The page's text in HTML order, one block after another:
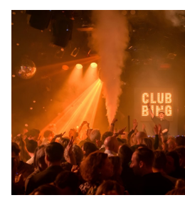
Toeristische routes
Natuurgebieden
Baroniepoorten
Sport
Privacy
Inloggen